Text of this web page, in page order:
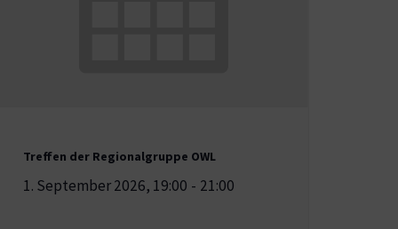
Treffen der Regionalgruppe OWL
1. September 2026, 19:00 - 21:00